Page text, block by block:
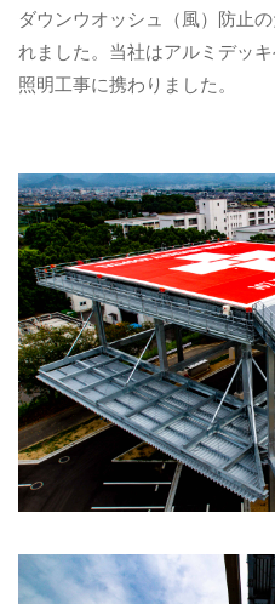
ダウンウオッシュ（風）防止
れました。当社はアルミデッ
照明工事に携わりました。